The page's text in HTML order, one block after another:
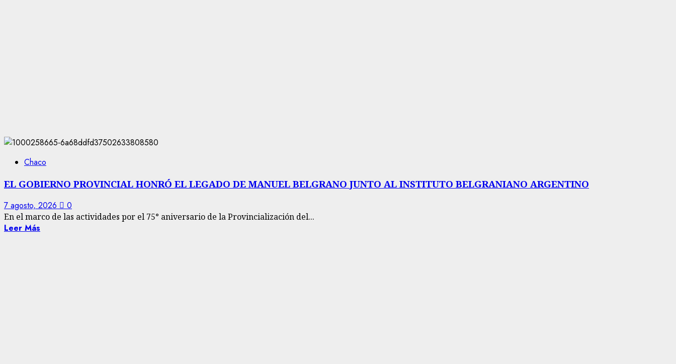
Chaco
EL GOBIERNO PROVINCIAL HONRÓ EL LEGADO DE MANUEL BELGRANO JUNTO AL INSTITUTO BELGRANIANO ARGENTINO
7 agosto, 2026 0
En el marco de las actividades por el 75° aniversario de la Provincialización del...
Leer Más